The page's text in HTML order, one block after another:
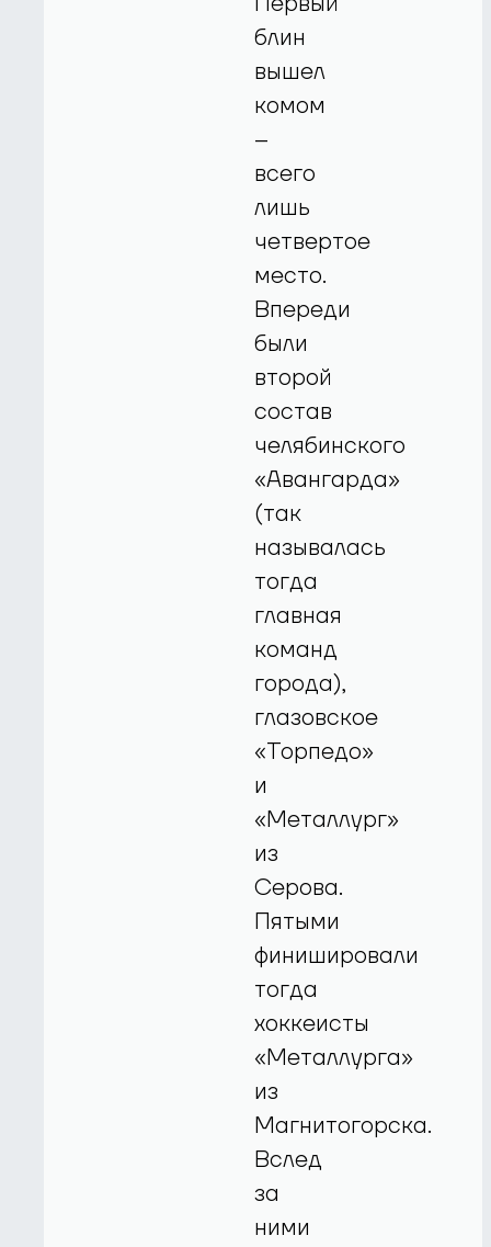
блин
вышел
комом
–
всего
лишь
четвертое
место.
Впереди
были
второй
состав
челябинского
«Авангарда»
(так
называлась
тогда
главная
команд
города),
глазовское
«Торпедо»
и
«Металлург»
из
Серова.
Пятыми
финишировали
тогда
хоккеисты
«Металлурга»
из
Магнитогорска.
Вслед
за
ними